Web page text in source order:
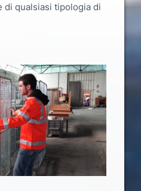
di qualsiasi tipologia di